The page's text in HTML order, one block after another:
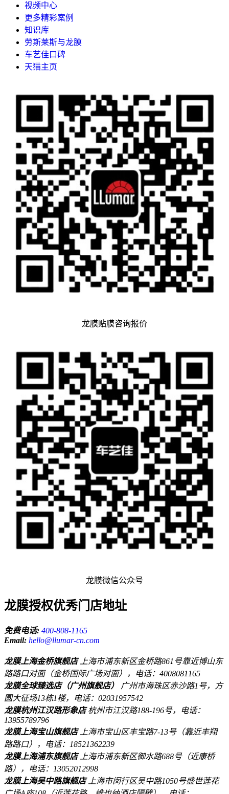
视频中心
更多精彩案例
知识库
劳斯莱斯与龙膜
车艺佳口碑
天猫主页
龙膜贴膜咨询报价
龙膜微信公众号
龙膜授权优秀门店地址
免费电话: 400-808-1165
Email: hello@llumar-cn.com
龙膜上海金桥旗舰店 上海市浦东新区金桥路861号靠近博山东
路路口对面（金桥国际广场对面），电话：4008081165
龙膜全球臻选店（广州旗舰店）
广州市海珠区赤沙路1号，方
圆大征场13栋1楼，电话：02031957542
龙膜杭州江汉路形象店杭州市江汉路188-196号，电话：
13955789796
龙膜上海宝山旗舰店 上海市宝山区丰宝路7-13号（靠近丰翔
路路口），电话：18521362239
龙膜上海浦东旗舰店 上海市浦东新区御水路688号（近康桥
路），电话：13052012998
龙膜上海吴中路旗舰店 上海市闵行区吴中路1050号盛世莲花